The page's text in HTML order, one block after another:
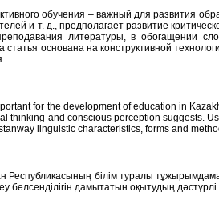
обучения – важный для развития
и т. д., предполагает развитие
литературы, в обогащении
статья основана на конструктивной
for the development of education in
thinking and conscious perception suggests.
linguistic characteristics, forms and
Республикасының білім туралы
белсенділігін дамытатын оқытудың дәстүрлі